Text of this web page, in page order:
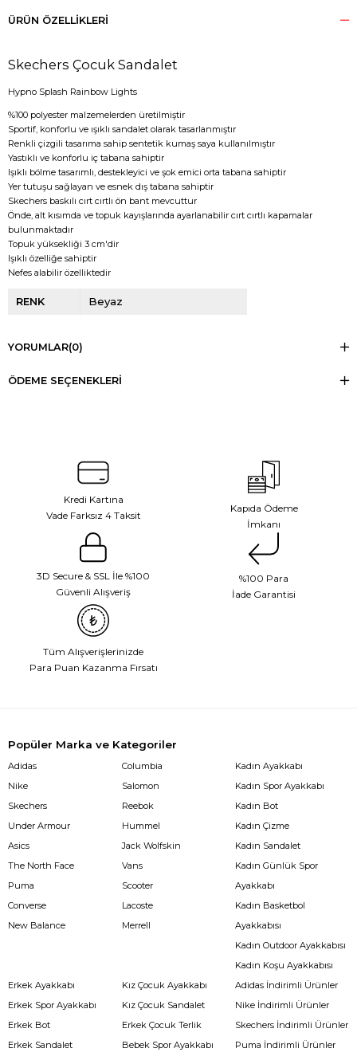
ÜRÜN ÖZELLIKLERI
Skechers Çocuk Sandalet
Hypno Splash Rainbow Lights
%100 polyester malzemelerden üretilmiştir
Sportif, konforlu ve ışıklı sandalet olarak tasarlanmıştır
Renkli çizgili tasarıma sahip sentetik kumaş saya kullanılmıştır
Yastıklı ve konforlu iç tabana sahiptir
Işıklı bölme tasarımlı, destekleyici ve şok emici orta tabana sahiptir
Yer tutuşu sağlayan ve esnek dış tabana sahiptir
Skechers baskılı cırt cırtlı ön bant mevcuttur
Önde, alt kısımda ve topuk kayışlarında ayarlanabilir cırt cırtlı kapamalar
bulunmaktadır
Topuk yüksekliği 3 cm'dir
Işıklı özelliğe sahiptir
Nefes alabilir özelliktedir
RENK Beyaz
YORUMLAR(0)
ÖDEME SEÇENEKLERI
Kredi Kartına
Vade Farksız 4 Taksit
Kapıda Ödeme
İmkanı
3D Secure & SSL İle %100
Güvenli Alışveriş
%100 Para
İade Garantisi
Tüm Alışverişlerinizde
Para Puan Kazanma Fırsatı
Popüler Marka ve Kategoriler
Adidas
Nike
Skechers
Under Armour
Asics
The North Face
Puma
Converse
New Balance
Columbia
Salomon
Reebok
Hummel
Jack Wolfskin
Vans
Scooter
Lacoste
Merrell
Kadın Ayakkabı
Kadın Spor Ayakkabı
Kadın Bot
Kadın Çizme
Kadın Sandalet
Kadın Günlük Spor
Ayakkabı
Kadın Basketbol
Ayakkabısı
Kadın Outdoor Ayakkabısı
Kadın Koşu Ayakkabısı
Erkek Ayakkabı
Erkek Spor Ayakkabı
Erkek Bot
Erkek Sandalet
Kız Çocuk Ayakkabı
Kız Çocuk Sandalet
Erkek Çocuk Terlik
Bebek Spor Ayakkabı
Adidas İndirimli Ürünler
Nike İndirimli Ürünler
Skechers İndirimli Ürünler
Puma İndirimli Ürünler